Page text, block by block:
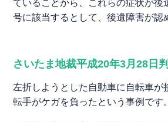
ていることから、これらの症状が後
号に該当するとして、後遺障害が認
さいたま地裁平成20年3月28日
左折しようとした自動車に自転車が
転手がケガを負ったという事例です。